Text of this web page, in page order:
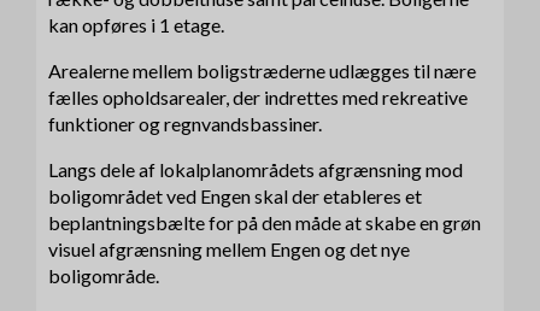
kan opføres i 1 etage.
Arealerne mellem boligstræderne udlægges til nære
fælles opholdsarealer, der indrettes med rekreative
funktioner og regnvandsbassiner.
Langs dele af lokalplanområdets afgrænsning mod
boligområdet ved Engen skal der etableres et
beplantningsbælte for på den måde at skabe en grøn
visuel afgrænsning mellem Engen og det nye
boligområde.